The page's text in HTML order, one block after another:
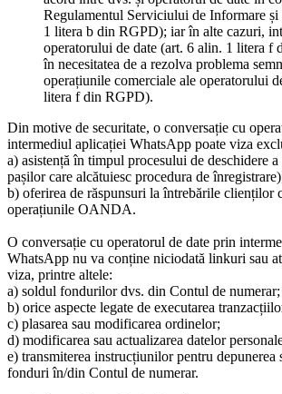
Regulamentul Serviciului de Informare
1 litera b din RGPD); iar în alte cazuri,
operatorului de date (art. 6 alin. 1 litera f
în necesitatea de a rezolva problema
operațiunile comerciale ale operatorului
litera f din RGPD).
Din motive de securitate, o conversație cu
intermediul aplicației WhatsApp poate viza
a) asistență în timpul procesului de deschidere
pașilor care alcătuiesc procedura de
b) oferirea de răspunsuri la întrebările clienților
operațiunile OANDA.
O conversație cu operatorul de date prin
WhatsApp nu va conține niciodată linkuri sau
viza, printre altele:
a) soldul fondurilor dvs. din Contul de numerar;
b) orice aspecte legate de executarea
c) plasarea sau modificarea ordinelor;
d) modificarea sau actualizarea datelor
e) transmiterea instrucțiunilor pentru depunerea
fonduri în/din Contul de numerar.